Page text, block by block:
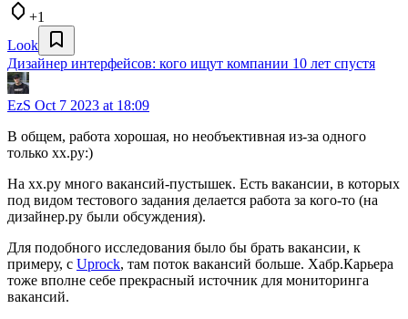
+1
Look
Дизайнер интерфейсов: кого ищут компании 10 лет спустя
EzS Oct 7 2023 at 18:09
В общем, работа хорошая, но необъективная из-за одного
только хх.ру:)
На хх.ру много вакансий-пустышек. Есть вакансии, в которых
под видом тестового задания делается работа за кого-то (на
дизайнер.ру были обсуждения).
Для подобного исследования было бы брать вакансии, к
примеру, с Uprock, там поток вакансий больше. Хабр.Карьера
тоже вполне себе прекрасный источник для мониторинга
вакансий.